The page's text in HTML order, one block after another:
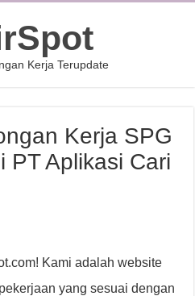
Kerja Terupdate
Kerja SPG
PT Aplikasi Cari
Kami adalah website
yang sesuai dengan